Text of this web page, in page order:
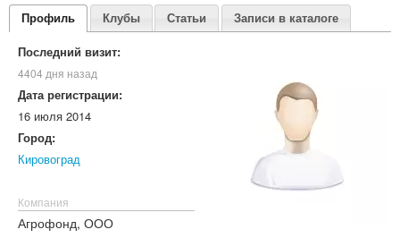
Профиль Клубы Статьи Записи в каталоге
Последний визит:
4404 дня назад
Дата регистрации:
16 июля 2014
Город:
Кировоград
Компания
Агрофонд, ООО